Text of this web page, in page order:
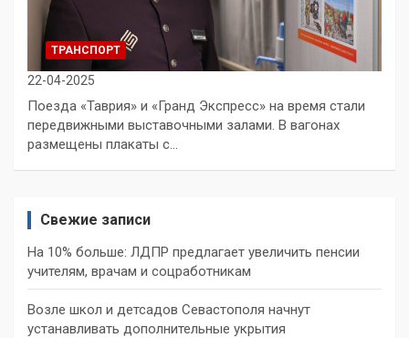
ТРАНСПОРТ
22-04-2025
Поезда «Таврия» и «Гранд Экспресс» на время стали
передвижными выставочными залами. В вагонах
размещены плакаты с…
Свежие записи
На 10% больше: ЛДПР предлагает увеличить пенсии
учителям, врачам и соцработникам
Возле школ и детсадов Севастополя начнут
устанавливать дополнительные укрытия